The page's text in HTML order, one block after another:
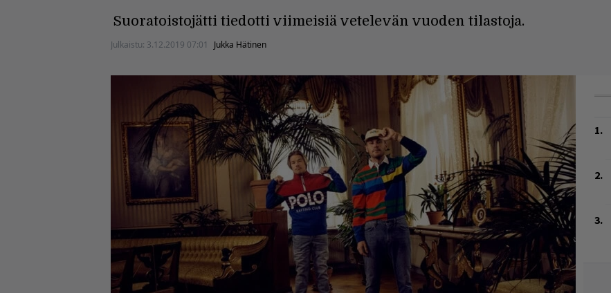
Suoratoistojätti tiedotti viimeisiä vetelevän vuoden tilastoja.
Julkaistu: 3.12.2019 07:01 Jukka Hätinen